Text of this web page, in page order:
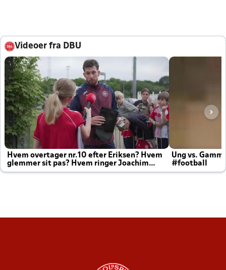
Videoer fra DBU
Hvem overtager nr.10 efter Eriksen? Hvem
glemmer sit pas? Hvem ringer Joachim
altid til efter kampe?
Ung vs.
#football